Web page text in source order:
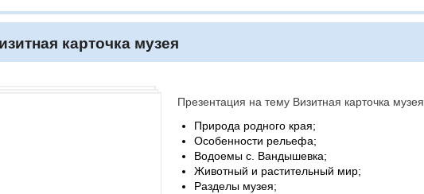
карточка музея
Презентация на тему Визитная карточка музея
Природа родного края;
Особенности рельефа;
Водоемы с. Вандышевка;
Животный и растительный мир;
Разделы музея;